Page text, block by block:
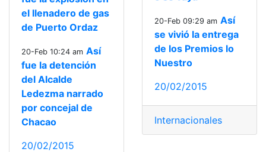
el llenadero de gas
de Puerto Ordaz
20-Feb 10:24 am Así
fue la detención
del Alcalde
Ledezma narrado
por concejal de
Chacao
20/02/2015
20-Feb 09:29 am Así
se vivió la entrega
de los Premios lo
Nuestro
20/02/2015
Internacionales